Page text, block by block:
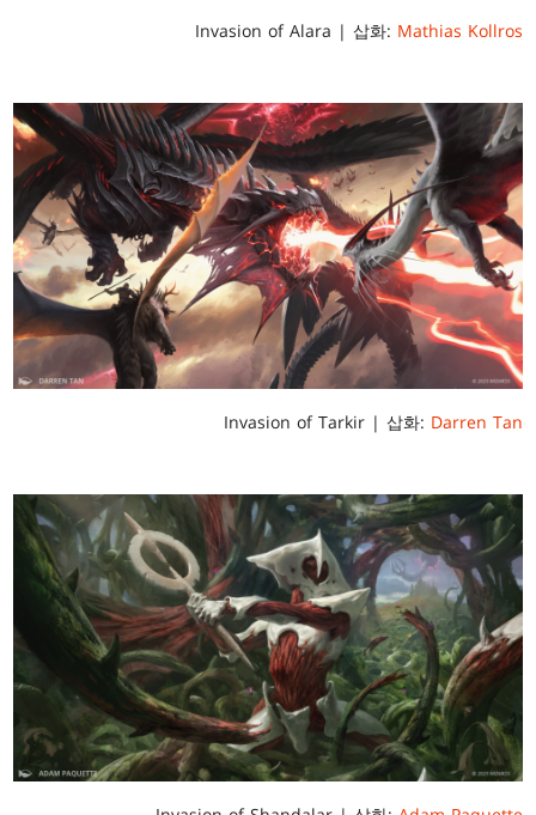
Invasion of Alara | 삽화: Mathias Kollros
Invasion of Tarkir | 삽화: Darren Tan